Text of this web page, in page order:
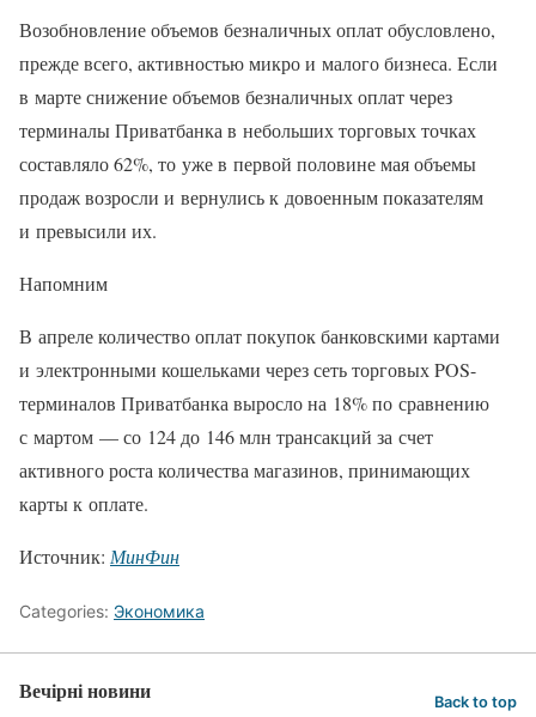
Возобновление объемов безналичных оплат обусловлено,
прежде всего, активностью микро и малого бизнеса. Если
в марте снижение объемов безналичных оплат через
терминалы Приватбанка в небольших торговых точках
составляло 62%, то уже в первой половине мая объемы
продаж возросли и вернулись к довоенным показателям
и превысили их.
Напомним
В апреле количество оплат покупок банковскими картами
и электронными кошельками через сеть торговых POS-
терминалов Приватбанка выросло на 18% по сравнению
с мартом — со 124 до 146 млн трансакций за счет
активного роста количества магазинов, принимающих
карты к оплате.
Источник: МинФин
Categories: Экономика
Вечірні новини Back to top